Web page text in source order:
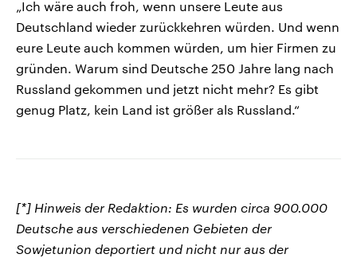
„Ich wäre auch froh, wenn unsere Leute aus
Deutschland wieder zurückkehren würden. Und wenn
eure Leute auch kommen würden, um hier Firmen zu
gründen. Warum sind Deutsche 250 Jahre lang nach
Russland gekommen und jetzt nicht mehr? Es gibt
genug Platz, kein Land ist größer als Russland.“
[*] Hinweis der Redaktion: Es wurden circa 900.000
Deutsche aus verschiedenen Gebieten der
Sowjetunion deportiert und nicht nur aus der